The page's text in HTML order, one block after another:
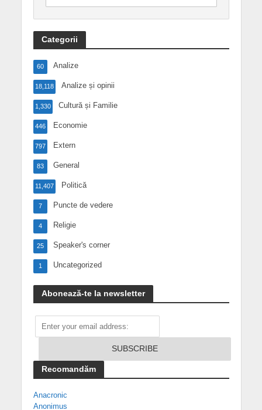
Categorii
Analize
60
Analize și opinii
18,118
Cultură și Familie
1,330
Economie
446
Extern
797
General
83
Politică
11,407
Puncte de vedere
7
Religie
4
Speaker's corner
25
Uncategorized
1
Abonează-te la newsletter
Recomandăm
Anacronic
Anonimus